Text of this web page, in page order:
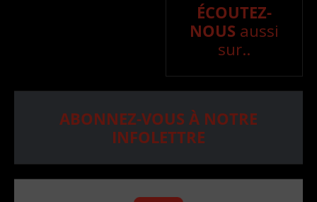
ÉCOUTEZ-
NOUS aussi
sur..
ABONNEZ-VOUS À NOTRE
INFOLETTRE